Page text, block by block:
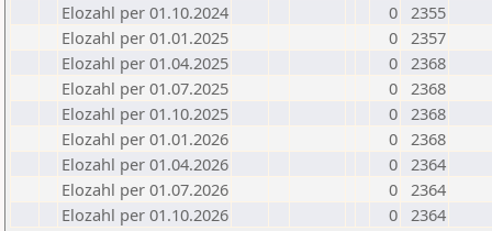
Elozahl per 01.10.2024
0 2355
Elozahl per 01.01.2025
0 2357
Elozahl per 01.04.2025
0 2368
Elozahl per 01.07.2025
0 2368
Elozahl per 01.10.2025
0 2368
Elozahl per 01.01.2026
0 2368
Elozahl per 01.04.2026
0 2364
Elozahl per 01.07.2026
0 2364
Elozahl per 01.10.2026
0 2364